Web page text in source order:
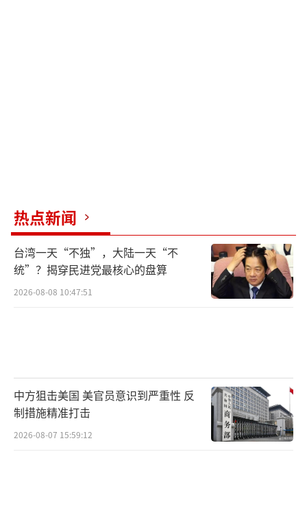
热点新闻
台湾一天“不独”，大陆一天“不
统”？揭穿民进党最核心的盘算
2026-08-08 10:47:51
中方狙击美国 美官员意识到严重性 反
制措施精准打击
2026-08-07 15:59:12